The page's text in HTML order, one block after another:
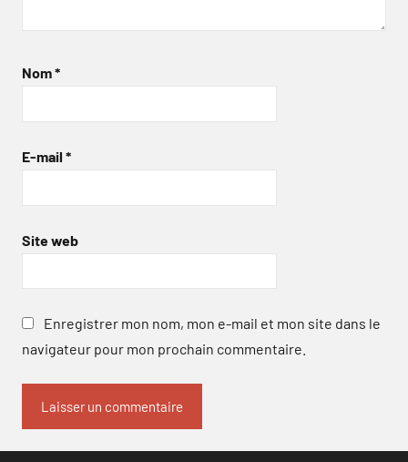
Nom*
E-mail *
Site web
Enregistrer mon nom, mon e-mail et mon site dans le
navigateur pour mon prochain commentaire.